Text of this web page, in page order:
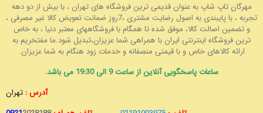
مهرگان تاپ شاپ به عنوان قدیمی ترین فروشگاه های تهران ، با بیش از دو دهه
تجربه ، با پایبندی به اصول رضایت مشتری ،7روز ضمانت تعویض کالا غیر مصرفی ،
و تضمین اصالت کالا، موفق شده تا همگام با فروشگاههای معتبر دنیا ، به خاص
ترین فروشگاه اینترنتی ایران با همراهی شما عزیزان،تبدیل شود.ما مفتخریم به
ارائه کالاهای خاص و با قیمتی منصفانه و خدمات زود هنگام به شما عزیزان.
ساعات پاسخگویی آنلاین از ساعت 9 الی 19:30 می باشد.
آدرس : تهران